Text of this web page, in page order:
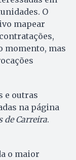
O
mapear
momento, mas
e outras
na página
de Carreira.
o maior